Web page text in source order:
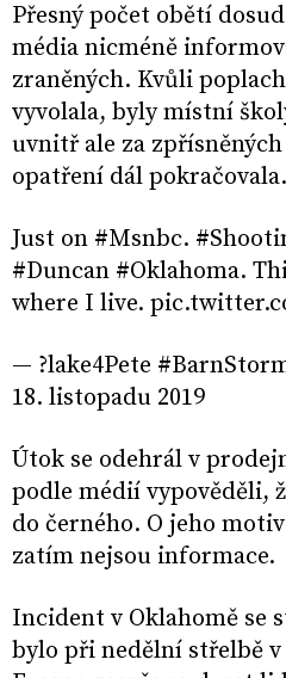
Přesný počet obětí
média nicméně
zraněných. Kvůli
vyvolala, byly místní
uvnitř ale za
opatření dál pokračovala.
Just on #Msnbc.
#Duncan #Oklahoma.
where I live.
— ?lake4Pete
18. listopadu 2019
Útok se odehrál v
podle médií vypověděli,
do černého. O jeho
zatím nejsou informace.
Incident v Oklahomě se
bylo při nedělní střelbě